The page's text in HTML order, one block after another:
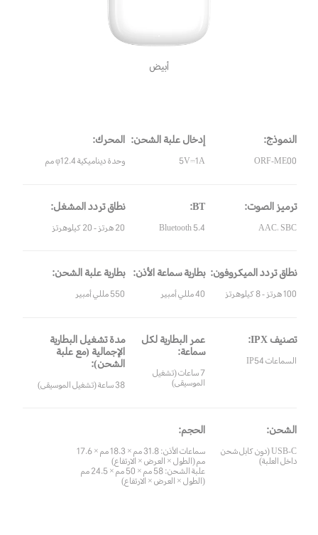
أبيض
النموذج:
ORF-ME00
إدخال علبة الشحن:
5V⎓1A
الشحن:
USB-C (دون كابل شحن
داخل العلبة)
BT:
Bluetooth 5.4
ترميز الصوت:
AAC، SBC
تصنيف IPX:
السماعات IP54
المحرك:
وحدة ديناميكية φ12.4 مم
نطاق تردد المشغل:
20 هرتز - 20 كيلوهرتز
نطاق تردد الميكروفون:
100 هرتز - 8 كيلوهرتز
بطارية سماعة الأذن:
40 مللي أمبير
بطارية علبة الشحن:
550 مللي أمبير
عمر البطارية لكل
سماعة:
7 ساعات (تشغيل
الموسيقى)
مدة تشغيل البطارية
الإجمالية (مع علبة
الشحن):
38 ساعة (تشغيل الموسيقى)
الحجم:
سماعات الأذن: 31.8 مم × 18.3 مم × 17.6
مم (الطول × العرض × الارتفاع)
علبة الشحن: 58 مم × 50 مم × 24.5 مم
(الطول × العرض × الارتفاع)